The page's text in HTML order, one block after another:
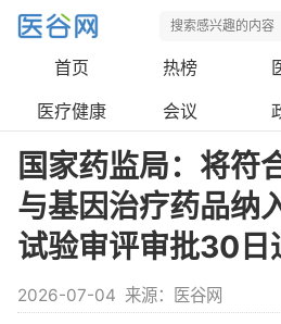
首页 热榜
医疗健康
会议
国家药监局：将符
与基因治疗药品纳
试验审评审批30日
2026-07-04 来源：医谷网